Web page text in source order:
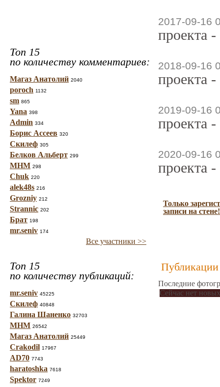
Топ 15
по количеству комментариев:
Магаз Анатолий 2040
poroch 1132
sm 865
Yana 398
Admin 334
Борис Ассеев 320
Скилеф 305
Белков Альберт 299
МНМ 298
Chuk 220
alek48s 216
Grozniy 212
Strannic 202
Брат 198
mr.seniv 174
Все участники >>
Топ 15
по количеству публикаций:
mr.seniv 45225
Скилеф 40848
Галина Шаненко 32703
МНМ 26542
Магаз Анатолий 25449
Crakodil 17967
AD70 7743
haratoshka 7618
Spektor 7249
2017-09-16
проекта
2018-09-16
проекта
2019-09-16
проекта
2020-09-16
проекта
Только
записи на стене!
Публикации
Последние
Сейчас нет